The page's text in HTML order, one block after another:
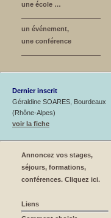
une école …
un événement,
une conférence
Dernier inscrit
Géraldine SOARES, Bourdeaux
(Rhône-Alpes)
voir la fiche
Annoncez vos stages,
séjours, formations,
conférences. Cliquez ici.
Liens